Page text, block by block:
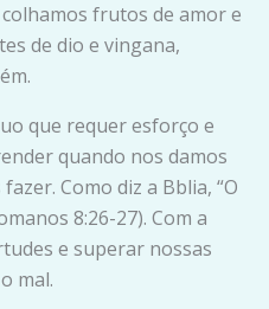
frutos de amor e
de dio e vingana,
que requer esforço e
quando nos damos
Como diz a Bblia, “O
8:26-27). Com a
e superar nossas
mal.